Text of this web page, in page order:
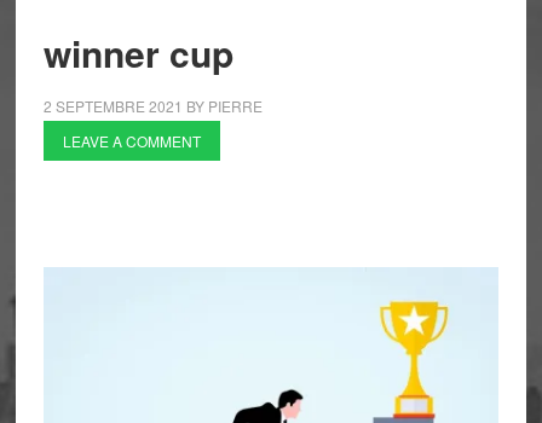
winner cup
2 SEPTEMBRE 2021 BY PIERRE
LEAVE A COMMENT